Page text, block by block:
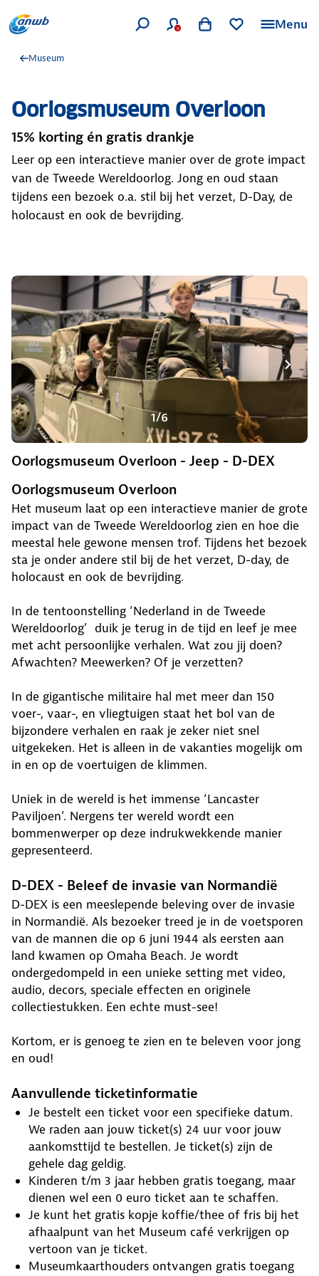
Menu
Museum
Oorlogsmuseum Overloon
15% korting én gratis drankje
Leer op een interactieve manier over de grote impact
van de Tweede Wereldoorlog. Jong en oud staan
tijdens een bezoek o.a. stil bij het verzet, D-Day, de
holocaust en ook de bevrijding.
Oorlogsmuseum Overloon - Jeep - D-DEX
1/6
Oorlogsmuseum Overloon
Het museum laat op een interactieve manier de grote
impact van de Tweede Wereldoorlog zien en hoe die
meestal hele gewone mensen trof. Tijdens het bezoek
sta je onder andere stil bij de het verzet, D-day, de
holocaust en ook de bevrijding.
In de tentoonstelling ‘Nederland in de Tweede
Wereldoorlog’ duik je terug in de tijd en leef je mee
met acht persoonlijke verhalen. Wat zou jij doen?
Afwachten? Meewerken? Of je verzetten?
In de gigantische militaire hal met meer dan 150
voer-, vaar-, en vliegtuigen staat het bol van de
bijzondere verhalen en raak je zeker niet snel
uitgekeken. Het is alleen in de vakanties mogelijk om
in en op de voertuigen de klimmen.
Uniek in de wereld is het immense ‘Lancaster
Paviljoen’. Nergens ter wereld wordt een
bommenwerper op deze indrukwekkende manier
gepresenteerd.
D-DEX - Beleef de invasie van Normandië
D-DEX is een meeslepende beleving over de invasie
in Normandië. Als bezoeker treed je in de voetsporen
van de mannen die op 6 juni 1944 als eersten aan
land kwamen op Omaha Beach. Je wordt
ondergedompeld in een unieke setting met video,
audio, decors, speciale effecten en originele
collectiestukken. Een echte must-see!
Kortom, er is genoeg te zien en te beleven voor jong
en oud!
Aanvullende ticketinformatie
Je bestelt een ticket voor een specifieke datum.
We raden aan jouw ticket(s) 24 uur voor jouw
aankomsttijd te bestellen. Je ticket(s) zijn de
gehele dag geldig.
Kinderen t/m 3 jaar hebben gratis toegang, maar
dienen wel een 0 euro ticket aan te schaffen.
Je kunt het gratis kopje koffie/thee of fris bij het
afhaalpunt van het Museum café verkrijgen op
vertoon van je ticket.
Museumkaarthouders ontvangen gratis toegang